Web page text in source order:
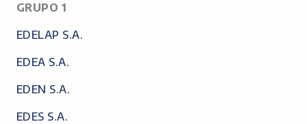
GRUPO 1
EDELAP S.A.
EDEA S.A.
EDEN S.A.
EDES S.A.